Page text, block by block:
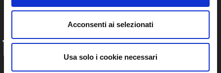
Acconsenti ai selezionati
Usa solo i cookie necessari
INFO